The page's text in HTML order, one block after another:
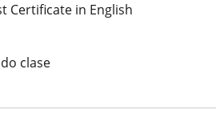
Certificate in English
clase